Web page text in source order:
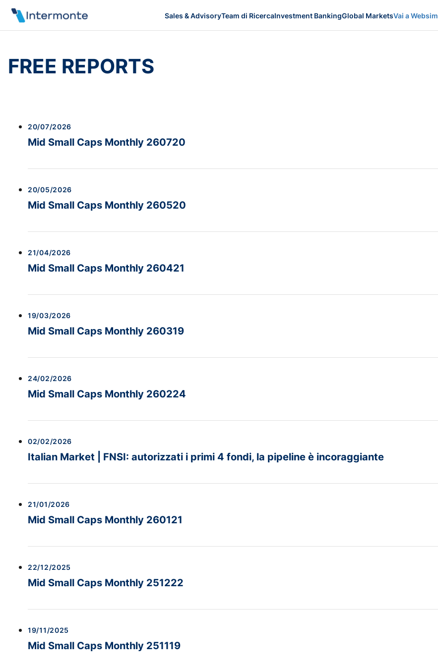
Sales & AdvisoryTeam di RicercaInvestment BankingGlobal MarketsVai a Websim
FREE REPORTS
20/07/2026
Mid Small Caps Monthly 260720
20/05/2026
Mid Small Caps Monthly 260520
21/04/2026
Mid Small Caps Monthly 260421
19/03/2026
Mid Small Caps Monthly 260319
24/02/2026
Mid Small Caps Monthly 260224
02/02/2026
Italian Market | FNSI: autorizzati i primi 4 fondi, la pipeline è incoraggiante
21/01/2026
Mid Small Caps Monthly 260121
22/12/2025
Mid Small Caps Monthly 251222
19/11/2025
Mid Small Caps Monthly 251119